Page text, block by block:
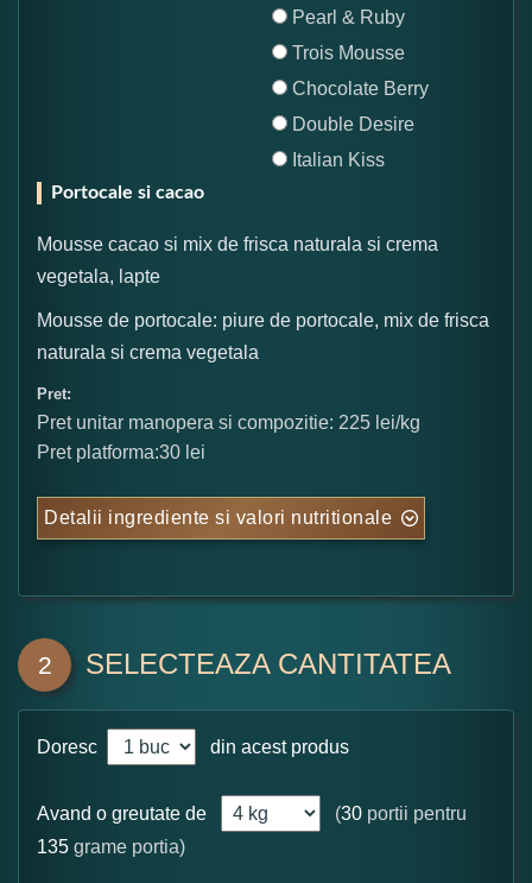
Pearl & Ruby
Trois Mousse
Chocolate Berry
Double Desire
Italian Kiss
Portocale si cacao
Mousse cacao si mix de frisca naturala si crema
vegetala, lapte
Mousse de portocale: piure de portocale, mix de frisca
naturala si crema vegetala
Pret:
Pret unitar manopera si compozitie: 225 lei/kg
Pret platforma:30 lei
Detalii ingrediente si valori nutritionale
2 SELECTEAZA CANTITATEA
Doresc din acest produs
Avand o greutate de (30 portii pentru
135 grame portia)